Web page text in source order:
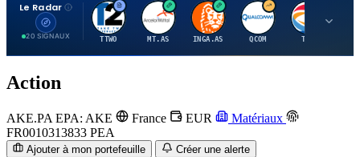
Le Radar
20 SIGNAUX
T
TTWO
A
MT.AS
I
INGA.AS
Q
QCOM
T
TTE
Action
AKE.PA EPA: AKE France EUR
Matériaux
FR0010313833 PEA
Ajouter à mon portefeuille Créer une alerte